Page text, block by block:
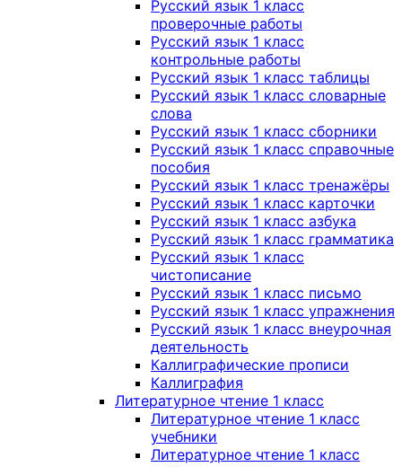
Русский язык 1 класс
проверочные работы
Русский язык 1 класс
контрольные работы
Русский язык 1 класс таблицы
Русский язык 1 класс словарные
слова
Русский язык 1 класс сборники
Русский язык 1 класс справочные
пособия
Русский язык 1 класс тренажёры
Русский язык 1 класс карточки
Русский язык 1 класс азбука
Русский язык 1 класс грамматика
Русский язык 1 класс
чистописание
Русский язык 1 класс письмо
Русский язык 1 класс упражнения
Русский язык 1 класс внеурочная
деятельность
Каллиграфические прописи
Каллиграфия
Литературное чтение 1 класс
Литературное чтение 1 класс
учебники
Литературное чтение 1 класс